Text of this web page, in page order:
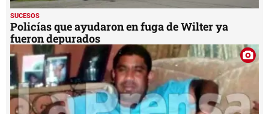
SUCESOS
Policías que ayudaron en fuga de Wilter ya
fueron depurados